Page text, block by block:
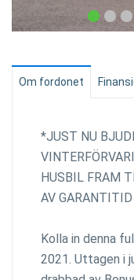
Om fordonet
*JUST NU
HUSBIL FRAM
AV GARANTITID
Kolla in denna
2021. Uttagen i